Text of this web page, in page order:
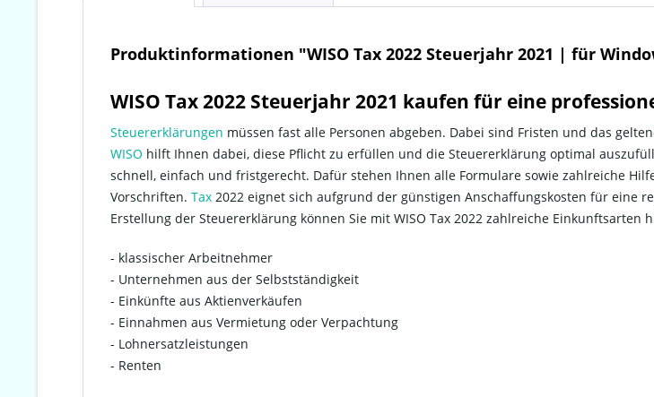
Produktinformationen "WISO Tax 2022 Steuerjahr 2021 | für
WISO Tax 2022 Steuerjahr 2021 kaufen für eine
Steuererklärungen müssen fast alle Personen abgeben. Dabei sind Fristen und das
WISO hilft Ihnen dabei, diese Pflicht zu erfüllen und die Steuererklärung optimal
schnell, einfach und fristgerecht. Dafür stehen Ihnen alle Formulare sowie zahlreiche
Vorschriften. Tax 2022 eignet sich aufgrund der günstigen Anschaffungskosten für eine
Erstellung der Steuererklärung können Sie mit WISO Tax 2022 zahlreiche Einkunftsarten
- klassischer Arbeitnehmer
- Unternehmen aus der Selbstständigkeit
- Einkünfte aus Aktienverkäufen
- Einnahmen aus Vermietung oder Verpachtung
- Lohnersatzleistungen
- Renten